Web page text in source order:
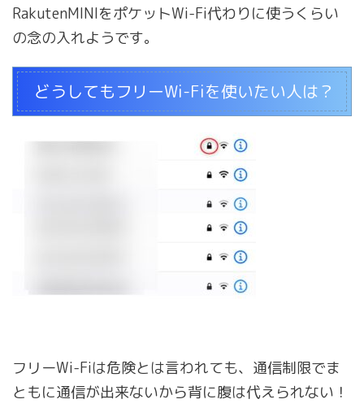
RakutenMINIをポケットWi-Fi代わりに使うくらい
の念の入れようです。
どうしてもフリーWi-Fiを使いたい人は？
フリーWi-Fiは危険とは言われても、通信制限でま
ともに通信が出来ないから背に腹は代えられない！